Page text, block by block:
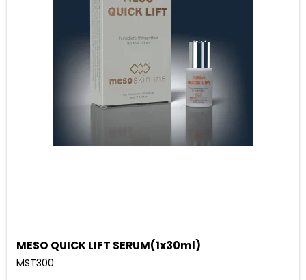
MESO QUICK LIFT SERUM(1x30ml)
MST300